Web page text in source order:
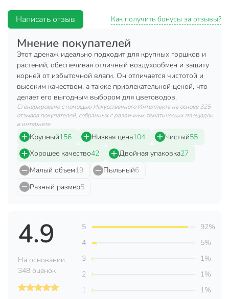
Техническая информация
Объем, л
Диана
Страна производства
Россия
Фракция
крупный
Вес в упаковке
335 г
Габариты упаковки
40 x 22 x 8 см
Написать отзыв Как получить бонусы за отзывы?
Мнение покупателей
Этот дренаж идеально подходит для крупных горшков и
растений, обеспечивая отличный воздухообмен и защиту
корней от избыточной влаги. Он отличается чистотой и
высоким качеством, а также привлекательной ценой, что
делает его выгодным выбором для цветоводов.
Сгенерировано с помощью Искусственного Интеллекта на основе 325
отзывов покупателей, собранных с различных тематических площадок
в интернете
Крупный156 Низкая цена104 Чистый55
Хорошее качество42 Двойная упаковка27
Малый объем19 Пыльный6
Разный размер5
4.9
На основании
348 оценок
5
92%
4
5%
3
1%
2
1%
1
1%